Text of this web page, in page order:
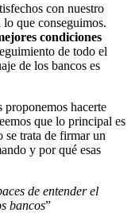
con nuestro
que conseguimos.
condiciones
de todo el
de los bancos es
proponemos hacerte
que lo principal es
se trata de firmar un
y por qué esas
de entender el
bancos”